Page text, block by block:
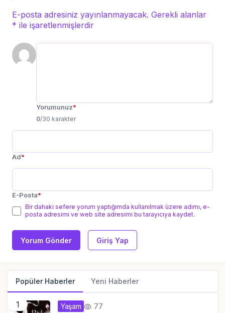
E-posta adresiniz yayınlanmayacak. Gerekli alanlar
* ile işaretlenmişlerdir
Yorumunuz*
0/30 karakter
Ad*
E-Posta*
Bir dahaki sefere yorum yaptığımda kullanılmak üzere adımı, e-
posta adresimi ve web site adresimi bu tarayıcıya kaydet.
Yorum Gönder Giriş Yap
Popüler Haberler Yeni Haberler
1 Yaşam 77